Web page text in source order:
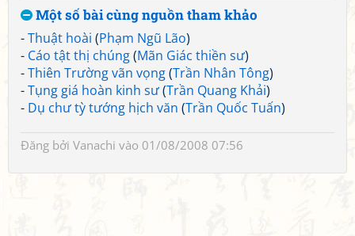
Một số bài cùng nguồn tham khảo
-Thuật hoài (Phạm Ngũ Lão)
- Cáo tật thị chúng(Mãn Giác thiền sư)
-Thiên Trường vãn vọng(Trần Nhân Tông)
-Tụng giá hoàn kinh sư(Trần Quang Khải)
- Dụ chư tỳ tướng hịch văn (Trần Quốc Tuấn)
Đăng bởi Vanachi vào 01/08/2008 07:56